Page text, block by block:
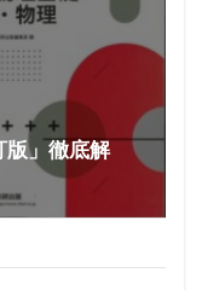
版」徹底解